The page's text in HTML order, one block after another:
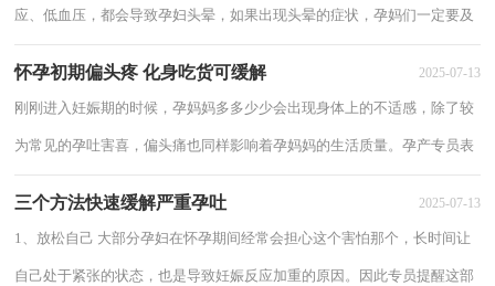
应、低血压，都会导致孕妇头晕，如果出现头晕的症状，孕妈们一定要及
怀孕初期偏头疼 化身吃货可缓解 2025-07-13
刚刚进入妊娠期的时候，孕妈妈多多少少会出现身体上的不适感，除了较
为常见的孕吐害喜，偏头痛也同样影响着孕妈妈的生活质量。孕产专员表
三个方法快速缓解严重孕吐 2025-07-13
1、放松自己 大部分孕妇在怀孕期间经常会担心这个害怕那个，长时间让
自己处于紧张的状态，也是导致妊娠反应加重的原因。因此专员提醒这部